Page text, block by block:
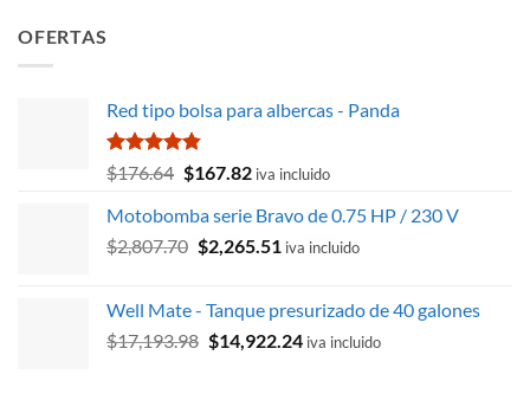
OFERTAS
Red tipo bolsa para albercas - Panda
Valorado
con
de 5
$176.64 El
original
era:
$167.82El
actual
es:
iva incluido
Motobomba serie Bravo de 0.75 HP / 230 V
$2,807.70 El
era:
$2,807.70.
$2,265.51 El
es:
$2,265.51.
iva incluido
Well Mate - Tanque presurizado de 40 galones
$17,193.98 El
$14,922.24Eliva incluido